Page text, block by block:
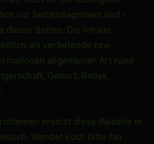
vor Selbstdiagnosen und -
dieser Seiten. Die Inhalte
als vertiefende bzw.
allgemeiner Art rund
Geburt, Babys,
ersetzt diese Website in
Wendet Euch bitte bei